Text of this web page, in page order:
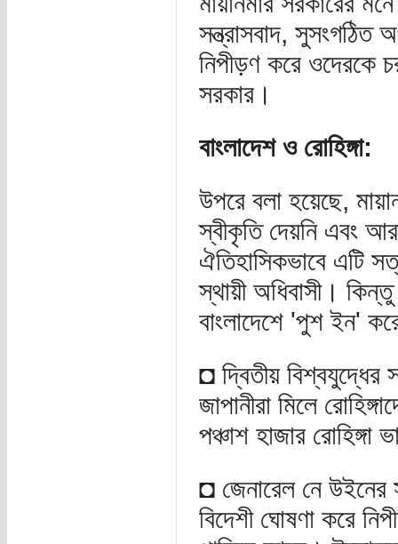
সন্ত্রাসবাদ, সুসংগঠিত
নিপীড়ণ করে ওদেরকে
সরকার।
বাংলাদেশ ও রোহিঙ্গা:
উপরে বলা হয়েছে,
স্বীকৃতি দেয়নি এবং
ঐতিহাসিকভাবে এটি
স্থায়ী অধিবাসী। কিন্তু
বাংলাদেশে 'পুশ ইন'
◘ দ্বিতীয় বিশ্বযুদ্ধের
জাপানীরা মিলে
পঞ্চাশ হাজার
◘ জেনারেল নে উইনের
বিদেশী ঘোষণা করে